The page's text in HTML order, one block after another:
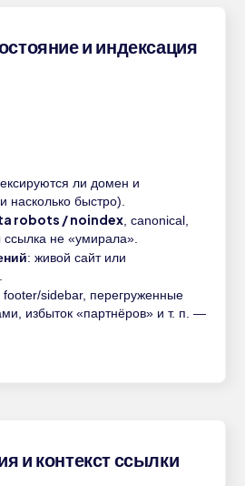
и индексация
ли домен и
насколько быстро).
robots / noindex, canonical,
ссылка не «умирала».
: живой сайт или
footer/sidebar, перегруженные
избыток «партнёров» и т. п. —
и контекст ссылки